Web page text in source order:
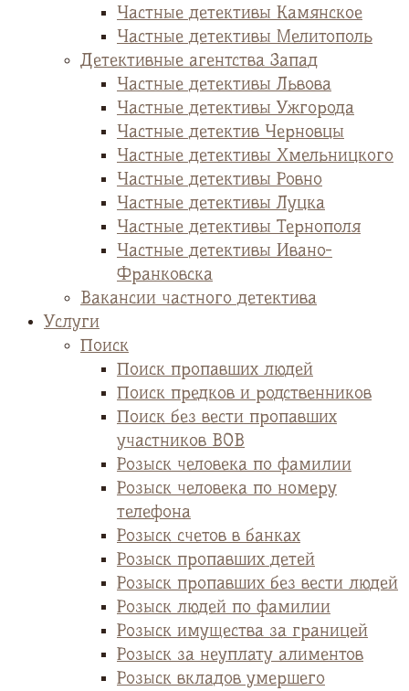
Частные детективы Камянское
Частные детективы Мелитополь
Детективные агентства Запад
Частные детективы Львова
Частные детективы Ужгорода
Частные детектив Черновцы
Частные детективы Хмельницкого
Частные детективы Ровно
Частные детективы Луцка
Частные детективы Тернополя
Частные детективы Ивано-
Франковска
Вакансии частного детектива
Услуги
Поиск
Поиск пропавших людей
Поиск предков и родственников
Поиск без вести пропавших
участников ВОВ
Розыск человека по фамилии
Розыск человека по номеру
телефона
Розыск счетов в банках
Розыск пропавших детей
Розыск пропавших без вести людей
Розыск людей по фамилии
Розыск имущества за границей
Розыск за неуплату алиментов
Розыск вкладов умершего